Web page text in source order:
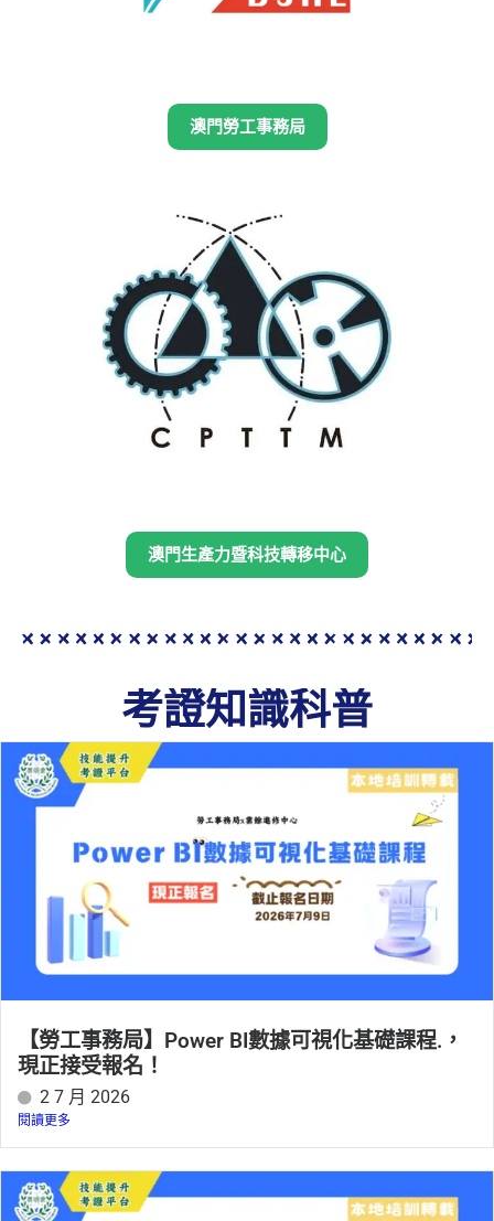
澳門勞工事務局
澳門生產力暨科技轉移中心
考證知識科普
【勞工事務局】Power BI數據可視化基礎課程.，
現正接受報名！
2 7 月 2026
閱讀更多